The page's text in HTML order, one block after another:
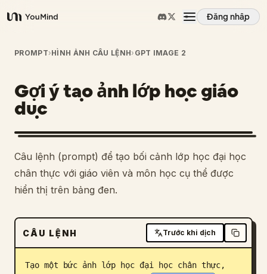
YouMind
Đăng nhập
Tổng quan
Các trường hợp sử dụng
Kỹ năng
Lời nhắc
Tải xuống
PROMPT›HÌNH ẢNH CÂU LỆNH› GPT IMAGE 2
Gợi ý tạo ảnh lớp học giáo
dục
Câu lệnh (prompt) để tạo bối cảnh lớp học đại học
chân thực với giáo viên và môn học cụ thể được
hiển thị trên bảng đen.
CÂU LỆNH Trước khi dịch
Tạo một bức ảnh lớp học đại học chân thực,